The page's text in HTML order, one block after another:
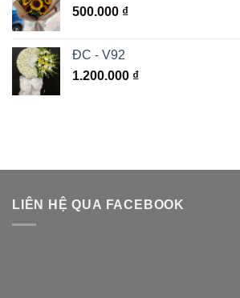
500.000 ₫
ĐC - V92
1.200.000 ₫
LIÊN HỆ QUA FACEBOOK